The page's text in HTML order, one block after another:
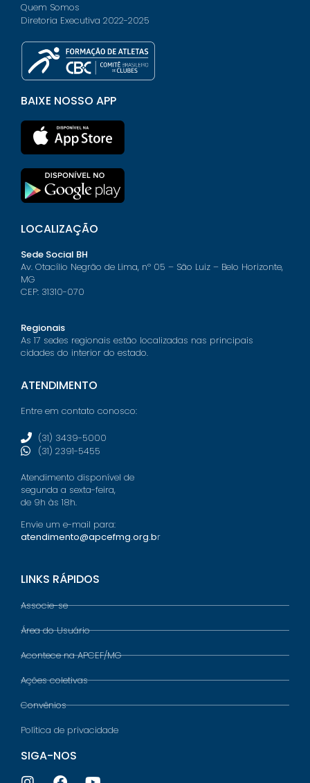
Quem Somos
Diretoria Executiva 2022-2025
BAIXE NOSSO APP
LOCALIZAÇÃO
Sede Social BH
Av. Otacílio Negrão de Lima, nº 05 – São Luiz – Belo Horizonte,
MG
CEP: 31310-070
Regionais
As 17 sedes regionais estão localizadas nas principais
cidades do interior do estado.
ATENDIMENTO
Entre em contato conosco:
(31) 3439-5000
(31) 2391-5455
Atendimento disponível de
segunda a sexta-feira,
de 9h às 18h.
Envie um e-mail para:
atendimento@apcefmg.org.br
LINKS RÁPIDOS
Associe-se
Área do Usuário
Acontece na APCEF/MG
Ações coletivas
Convênios
Política de privacidade
SIGA-NOS